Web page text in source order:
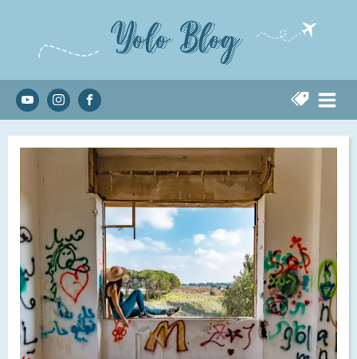
Yolo Blog
בניין המפקדה הסורית בקונטריה
לזכרו של אלי כהן